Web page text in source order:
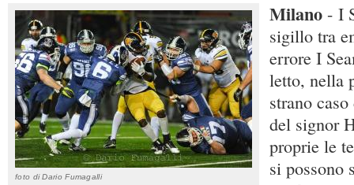
foto di Dario Fumagalli
Milano - I
sigillo tra
errore I
letto, nella
strano
del signor
proprie le
si possono